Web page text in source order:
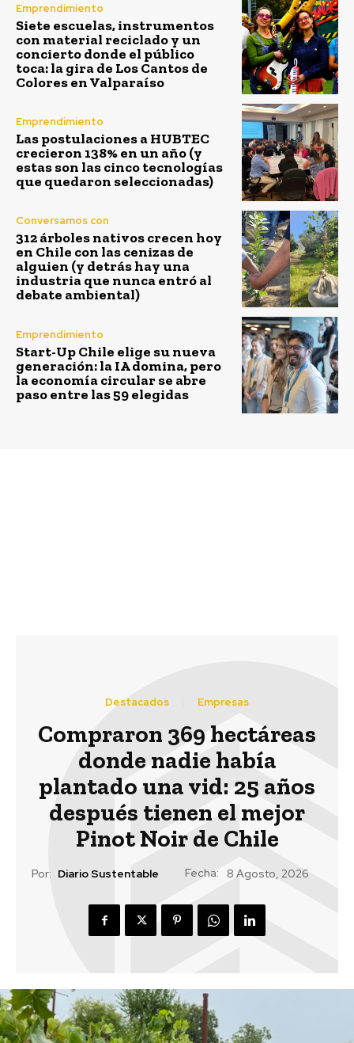
Emprendimiento
Siete escuelas, instrumentos
con material reciclado y un
concierto donde el público
toca: la gira de Los Cantos de
Colores en Valparaíso
Emprendimiento
Las postulaciones a HUBTEC
crecieron 138% en un año (y
estas son las cinco tecnologías
que quedaron seleccionadas)
Conversamos con
312 árboles nativos crecen hoy
en Chile con las cenizas de
alguien (y detrás hay una
industria que nunca entró al
debate ambiental)
Emprendimiento
Start-Up Chile elige su nueva
generación: la IA domina, pero
la economía circular se abre
paso entre las 59 elegidas